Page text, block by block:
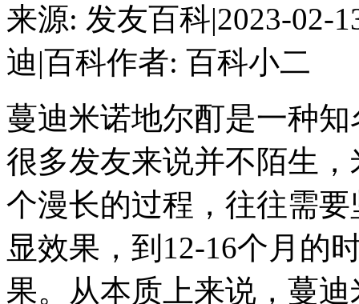
来源: 发友百科|2023-02-
迪|百科作者: 百科小二
蔓迪米诺地尔酊是一种
很多发友来说并不陌生
个漫长的过程，往往需
显效果，到12-16个月的
果。从本质上来说，蔓